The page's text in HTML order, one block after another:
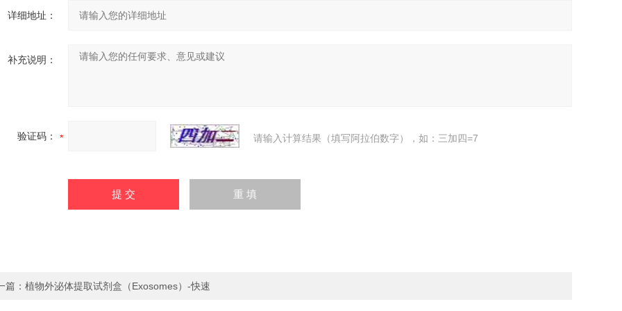
详细地址：
补充说明：
验证码： 请输入计算结果（填写阿拉伯数字），如：三加四=7
篇： 植物外泌体提取试剂盒（Exosomes）-快速